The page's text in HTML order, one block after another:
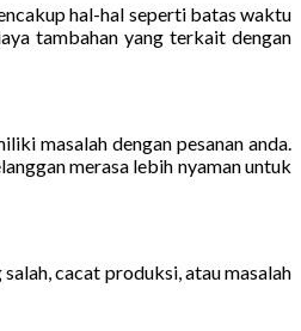
hal-hal seperti batas waktu
tambahan yang terkait dengan
masalah dengan pesanan anda.
merasa lebih nyaman untuk
cacat produksi, atau masalah